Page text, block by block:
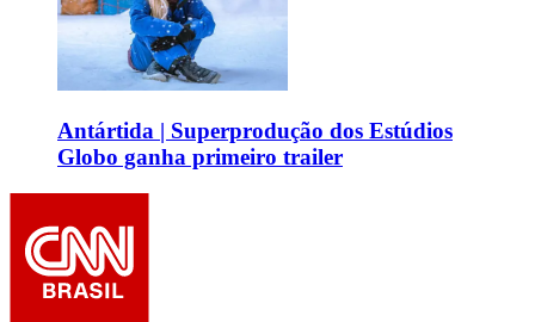
Antártida | Superprodução dos Estúdios
Globo ganha primeiro trailer